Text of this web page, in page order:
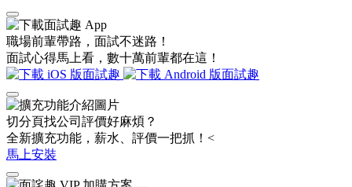
職場前輩帶路，面試不迷路！
面試心得馬上看，數十萬前輩都在這！
切分頁找公司評價好麻煩？
全新擴充功能，薪水、評價一把抓！<
馬上安裝